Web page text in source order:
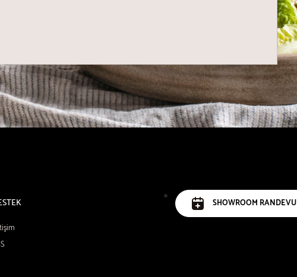
SHOWROOM RANDEVU